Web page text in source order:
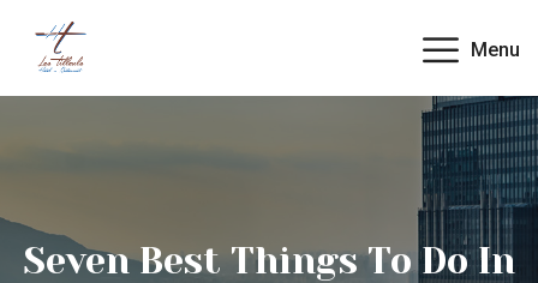
Menu
Seven Best Things To Do In